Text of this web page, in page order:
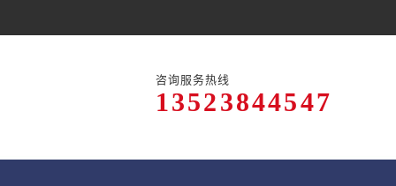
咨询服务热线
13523844547